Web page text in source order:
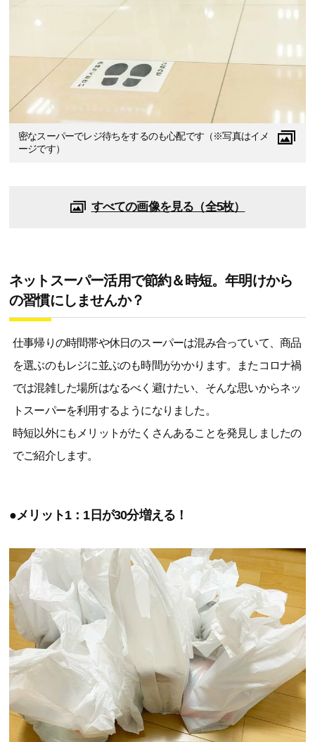
密なスーパーでレジ待ちをするのも心配です（※写真はイメ
ージです）
すべての画像を見る（全5枚）
ネットスーパー活用で節約＆時短。年明けから
の習慣にしませんか？
仕事帰りの時間帯や休日のスーパーは混み合っていて、商品
を選ぶのもレジに並ぶのも時間がかかります。またコロナ禍
では混雑した場所はなるべく避けたい、そんな思いからネッ
トスーパーを利用するようになりました。
時短以外にもメリットがたくさんあることを発見しましたの
でご紹介します。
●メリット1：1日が30分増える！